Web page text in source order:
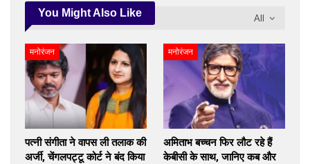
All
You Might Also Like
मनोरंजन
पत्नी संगीता ने वापस ली तलाक की
अर्जी, चेंगलपट्टू कोर्ट ने बंद किया
मनोरंजन
अमिताभ बच्चन फिर लौट रहे हैं
केबीसी के साथ, जानिए कब और